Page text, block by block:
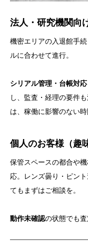
法人・研究機関向
機密エリアの入退館手
ルに合わせて進行。
シリアル管理・台帳対
し、監査・経理の要件
は、稼働に影響のない
個人のお客様（趣
保管スペースの都合や
応。レンズ曇り・ピン
てもまずはご相談を。
動作未確認の状態でも査